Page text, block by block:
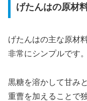
げたんはの原材
げたんはの主な原材
非常にシンプルです。
黒糖を溶かして甘み
重曹を加えることで